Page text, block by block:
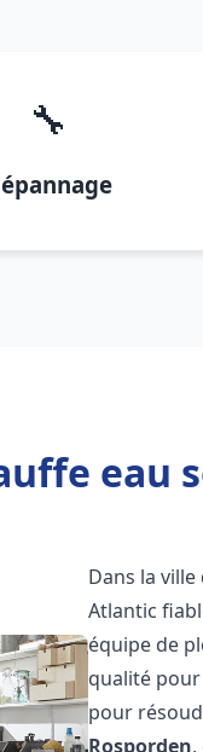
🔧
eau
Dans la ville
Atlantic
équipe de
qualité
pour
Rosporden